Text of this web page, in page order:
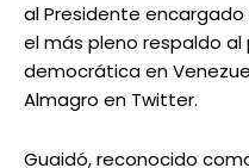
al Presidente encargado
el más pleno respaldo
democrática en
Almagro en Twitter.
Guaidó, reconocido